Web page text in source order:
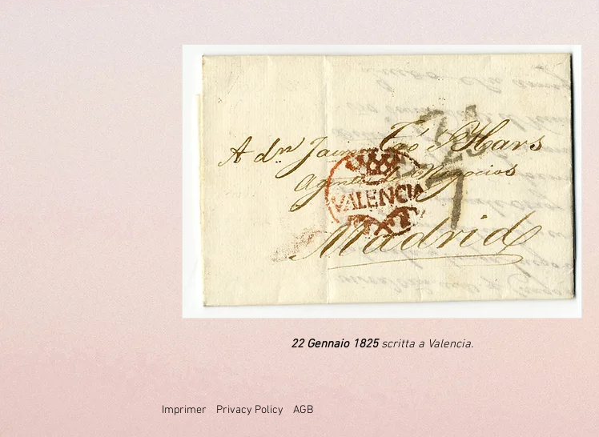
22 Gennaio 1825scritta a Valencia.
Imprimer Privacy Policy AGB